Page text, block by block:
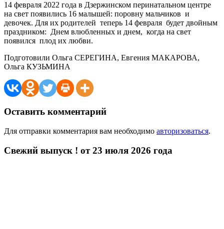
14 февраля 2022 года в Дзержинском перинатальном центре
на свет появились 16 малышей: поровну мальчиков и
девочек. Для их родителей теперь 14 февраля будет двойным
праздником: Днем влюбленных и днем, когда на свет
появился плод их любви.
Подготовили Ольга СЕРЕГИНА, Евгения МАКАРОВА,
Ольга КУЗЬМИНА
Оставить комментарий
Для отправки комментария вам необходимо авторизоваться.
Свежий выпуск ! от 23 июля 2026 года